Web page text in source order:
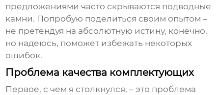
предложениями часто скрываются подводные
камни. Попробую поделиться своим опытом –
не претендуя на абсолютную истину, конечно,
но надеюсь, поможет избежать некоторых
ошибок.
Проблема качества комплектующих
Первое, с чем я столкнулся, – это проблема